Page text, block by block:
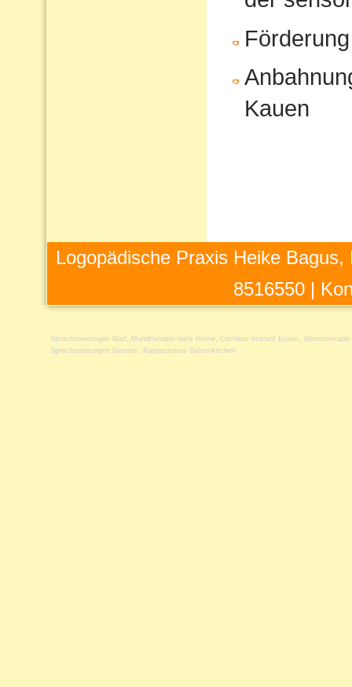
Kauen
Logopädische Praxis Heike
8516550 |
Sprachstoerungen Marl Mundtherapie nahe Herne Cochlear Implant Essen
Sprechstoerungen Dorsten
Kappazismus Gelsenkirchen